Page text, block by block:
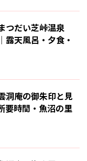
つだい芝峠温泉
露天風呂・夕食・
洞庵の御朱印と見
要時間・魚沼の里